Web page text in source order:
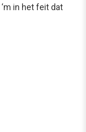
in het feit dat